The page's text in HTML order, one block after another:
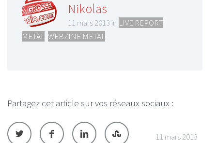
Nikolas
11 mars 2013 in LIVE REPORT
METAL WEBZINE METAL
Partagez cet article sur vos réseaux sociaux :
11 mars 2013